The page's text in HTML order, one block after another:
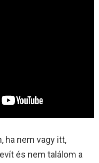
ha nem vagy itt,
és nem találom a